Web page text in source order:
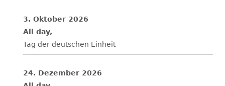
3. Oktober 2026
All day,
Tag der deutschen Einheit
24. Dezember 2026